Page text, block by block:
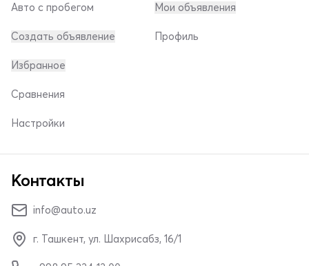
Авто с пробегом
Создать объявление
Мои объявления
Профиль
Избранное
Сравнения
Настройки
Контакты
info@auto.uz
г. Ташкент, ул. Шахрисабз, 16/1